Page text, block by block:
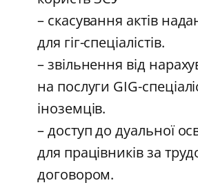
– скасування актів
для гіг-спеціалістів.
– звільнення від
на послуги GIG-
іноземців.
– доступ до дуальної
для працівників за
договором.